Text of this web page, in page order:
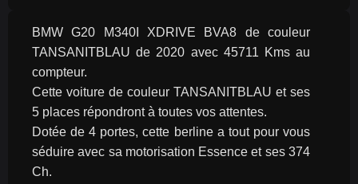
BMW G20 M340I XDRIVE BVA8 de couleur
TANSANITBLAU de 2020 avec 45711 Kms au
compteur.
Cette voiture de couleur TANSANITBLAU et ses
5 places répondront à toutes vos attentes.
Dotée de 4 portes, cette berline a tout pour vous
séduire avec sa motorisation Essence et ses 374
Ch.